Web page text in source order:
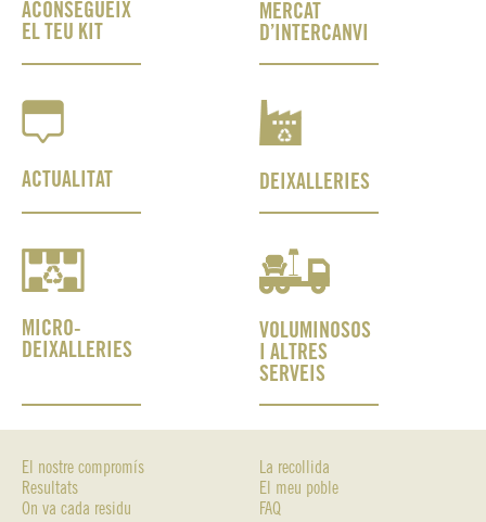
ACONSEGUEIX
EL TEU KIT
MERCAT
D’INTERCANVI
ACTUALITAT DEIXALLERIES
MICRO-
DEIXALLERIES
VOLUMINOSOS
I ALTRES
SERVEIS
El nostre compromís
Resultats
On va cada residu
La recollida
El meu poble
FAQ